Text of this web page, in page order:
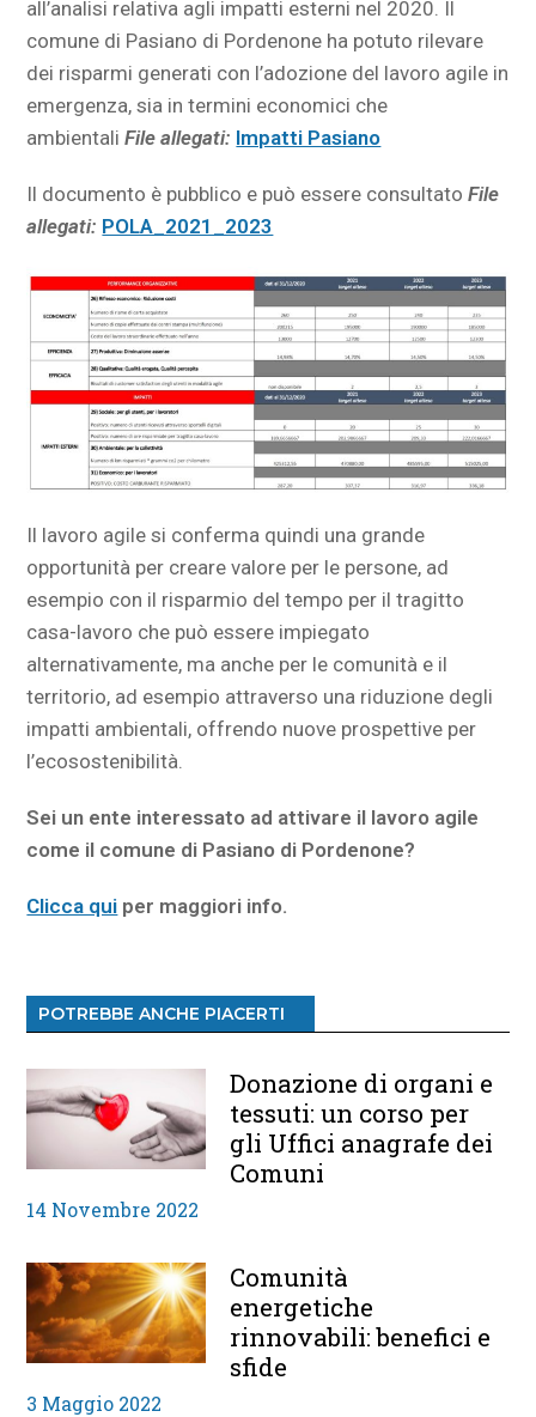
all’analisi relativa agli impatti esterni nel 2020. Il
comune di Pasiano di Pordenone ha potuto rilevare
dei risparmi generati con l’adozione del lavoro agile in
emergenza, sia in termini economici che
ambientaliFile allegati: Impatti Pasiano
Il documento è pubblico e può essere consultatoFile
allegati: POLA_2021_2023
Il lavoro agile si conferma quindi una grande
opportunità per creare valore per le persone, ad
esempio con il risparmio del tempo per il tragitto
casa-lavoro che può essere impiegato
alternativamente, ma anche per le comunità e il
territorio, ad esempio attraverso una riduzione degli
impatti ambientali, offrendo nuove prospettive per
l’ecosostenibilità.
Sei un ente interessato ad attivare il lavoro agile
come il comune di Pasiano di Pordenone?
Clicca qui per maggiori info.
POTREBBE ANCHE PIACERTI
Donazione di organi e
tessuti: un corso per
gli Uffici anagrafe dei
Comuni
14 Novembre 2022
Comunità
energetiche
rinnovabili: benefici e
sfide
3 Maggio 2022